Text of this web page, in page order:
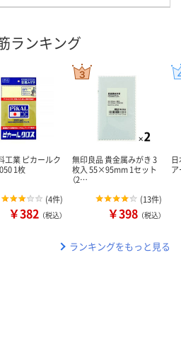
ランキング
工業 ピカールク
1枚
(4件)
￥382 （税込）
無印良品 貴金属みがき 3
枚入 55×95mm 1セット
（2…
(13件)
￥398 （税込）
ランキングをもっと見る